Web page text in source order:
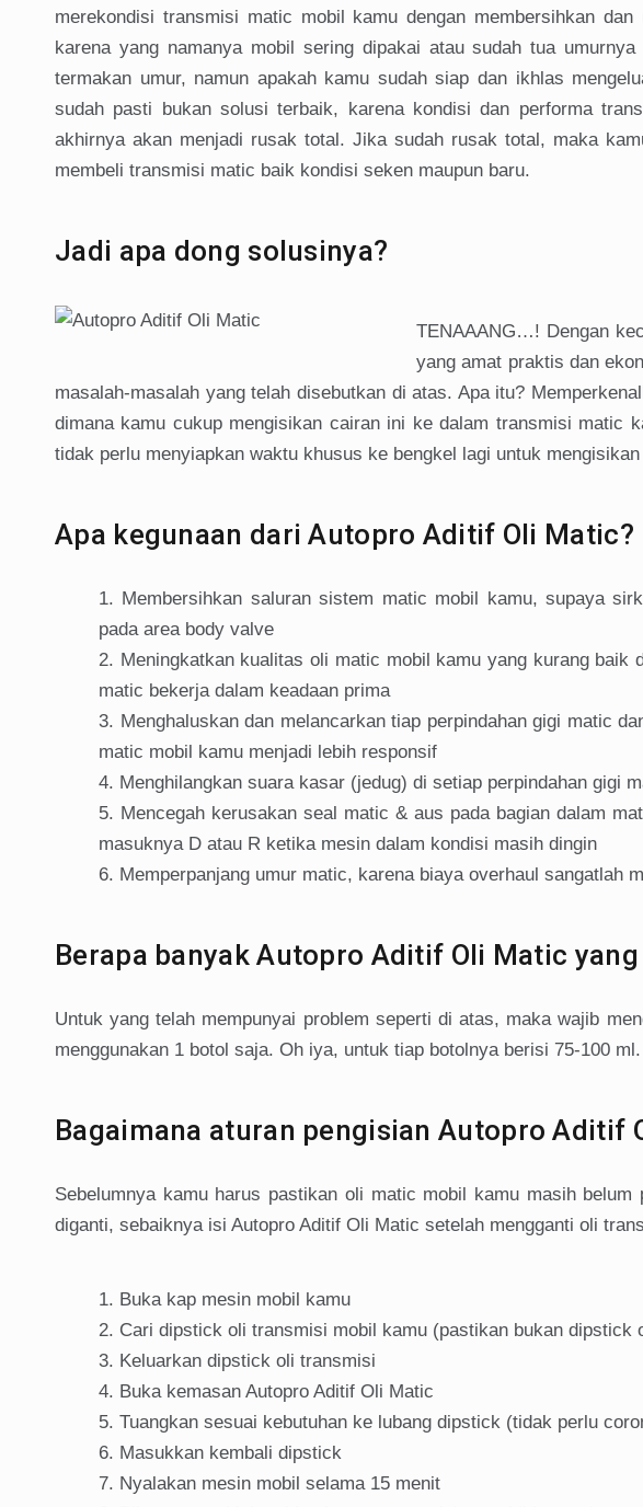
merekondisi transmisi matic mobil kamu dengan membersihkan
karena yang namanya mobil sering dipakai atau sudah tua
termakan umur, namun apakah kamu sudah siap dan ikhlas
sudah pasti bukan solusi terbaik, karena kondisi dan performa
akhirnya akan menjadi rusak total. Jika sudah rusak total, maka
membeli transmisi matic baik kondisi seken maupun baru.
Jadi apa dong solusinya?
TENAAANG…! Dengan
yang amat praktis dan
masalah-masalah yang telah disebutkan di atas. Apa itu?
dimana kamu cukup mengisikan cairan ini ke dalam transmisi matic
tidak perlu menyiapkan waktu khusus ke bengkel lagi untuk
Apa kegunaan dari Autopro Aditif Oli Matic?
Membersihkan saluran sistem matic mobil kamu, supaya
pada area body valve
Meningkatkan kualitas oli matic mobil kamu yang kurang baik
matic bekerja dalam keadaan prima
Menghaluskan dan melancarkan tiap perpindahan gigi matic
matic mobil kamu menjadi lebih responsif
Menghilangkan suara kasar (jedug) di setiap perpindahan gigi
Mencegah kerusakan seal matic & aus pada bagian dalam
masuknya D atau R ketika mesin dalam kondisi masih dingin
Memperpanjang umur matic, karena biaya overhaul sangatlah
Berapa banyak Autopro Aditif Oli Matic
Untuk yang telah mempunyai problem seperti di atas, maka wajib
menggunakan 1 botol saja. Oh iya, untuk tiap botolnya berisi 75-100 ml.
Bagaimana aturan pengisian Autopro Aditif
Sebelumnya kamu harus pastikan oli matic mobil kamu masih
diganti, sebaiknya isi Autopro Aditif Oli Matic setelah mengganti oli
Buka kap mesin mobil kamu
Cari dipstick oli transmisi mobil kamu (pastikan bukan dipstick
Keluarkan dipstick oli transmisi
Buka kemasan Autopro Aditif Oli Matic
Tuangkan sesuai kebutuhan ke lubang dipstick (tidak perlu
Masukkan kembali dipstick
Nyalakan mesin mobil selama 15 menit